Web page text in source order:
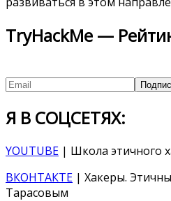
TryHackMe —
Я В СОЦСЕТЯХ:
YOUTUBE | Школа этичного
ВКОНТАКТЕ | Хакеры.
Тарасовым